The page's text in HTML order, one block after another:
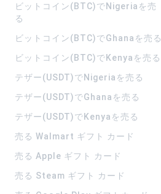
ビットコイン(BTC)でNigeriaを売
る
ビットコイン(BTC)でGhanaを売る
ビットコイン(BTC)でKenyaを売る
テザー(USDT)でNigeriaを売る
テザー(USDT)でGhanaを売る
テザー(USDT)でKenyaを売る
売る Walmart ギフト カード
売る Apple ギフト カード
売る Steam ギフト カード